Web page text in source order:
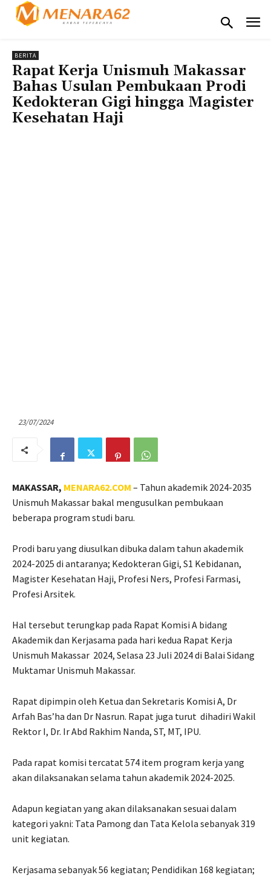
BERITA
Rapat Kerja Unismuh Makassar
Bahas Usulan Pembukaan Prodi
Kedokteran Gigi hingga Magister
Kesehatan Haji
23/07/2024
MAKASSAR, MENARA62.COM – Tahun akademik 2024-2035
Unismuh Makassar bakal mengusulkan pembukaan
beberapa program studi baru.
Prodi baru yang diusulkan dibuka dalam tahun akademik
2024-2025 di antaranya; Kedokteran Gigi, S1 Kebidanan,
Magister Kesehatan Haji, Profesi Ners, Profesi Farmasi,
Profesi Arsitek.
Hal tersebut terungkap pada Rapat Komisi A bidang
Akademik dan Kerjasama pada hari kedua Rapat Kerja
Unismuh Makassar 2024, Selasa 23 Juli 2024 di Balai Sidang
Muktamar Unismuh Makassar.
Rapat dipimpin oleh Ketua dan Sekretaris Komisi A, Dr
Arfah Bas’ha dan Dr Nasrun. Rapat juga turut dihadiri Wakil
Rektor I, Dr. Ir Abd Rakhim Nanda, ST, MT, IPU.
Pada rapat komisi tercatat 574 item program kerja yang
akan dilaksanakan selama tahun akademik 2024-2025.
Adapun kegiatan yang akan dilaksanakan sesuai dalam
kategori yakni: Tata Pamong dan Tata Kelola sebanyak 319
unit kegiatan.
Kerjasama sebanyak 56 kegiatan; Pendidikan 168 kegiatan;